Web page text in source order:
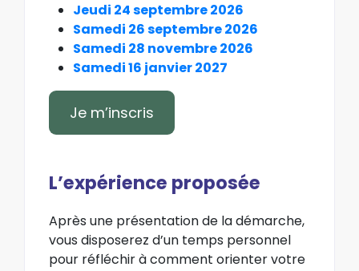
Jeudi 24 septembre 2026
Samedi 26 septembre 2026
Samedi 28 novembre 2026
Samedi 16 janvier 2027
Je m’inscris
L’expérience proposée
Après une présentation de la démarche,
vous disposerez d’un temps personnel
pour réfléchir à comment orienter votre